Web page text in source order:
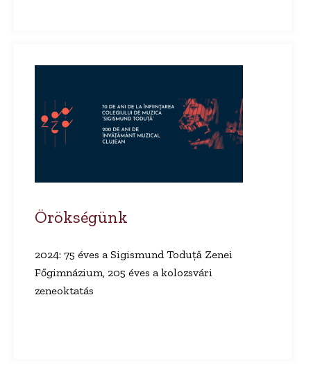
Örökségünk
2024: 75 éves a Sigismund Toduță Zenei
Főgimnázium, 205 éves a kolozsvári
zeneoktatás